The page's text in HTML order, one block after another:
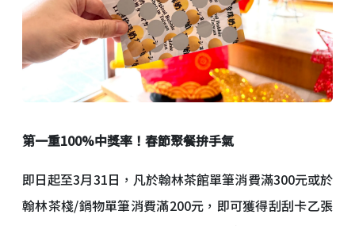
第一重100%中獎率！春節聚餐拚手氣
即日起至3月31日，凡於翰林茶館單筆消費滿300元或於
翰林茶棧/鍋物單筆消費滿200元，即可獲得刮刮卡乙張